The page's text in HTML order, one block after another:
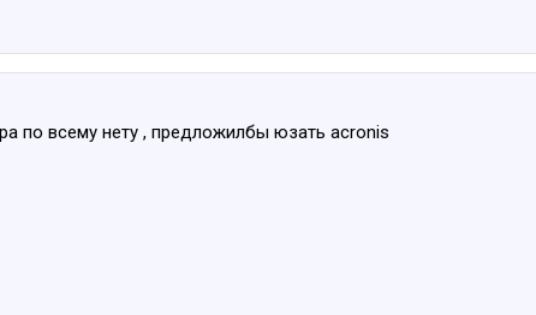
по всему нету , предложилбы юзать acronis